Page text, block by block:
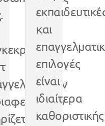
και
επιλογές
είναι
ιδιαίτερα
καθοριστικής